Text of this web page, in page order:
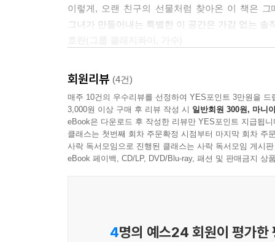
사랑은 판타지에서 시작합니다. 하지만 사랑이 지
통로를 발견해야 합니다. 그 통로는 고대의 우주인
그 괴물은 더 이상 사랑을 믿지 않는 마음입니다.
--- 「엘리베이터에서 만나다」 중에서
시간의 시간보다 긴 여운을 남겨 당신의 마음에 아
헤어진다 해도’ 그럼에도 불구하고 ‘사랑’은 또다
이렇게, 오랜 친구의 선물처럼 찾아온 이 책은
그녀가 만들어내는 특별한 이 공간은 가감 없는 솔
신비롭기도 하고 똑똑하기도 하고 그리고 다정
있었네요.
이미나(≪그 남자 그 여자 1,2≫ 저자)
회원리뷰 (4건)
매주 10건의 우수리뷰를 선정하여 YES포인트 3만원을 드
3,000원 이상 구매 후 리뷰 작성 시 일반회원 300원, 마니
eBook은 다운로드 후 작성한 리뷰만 YES포인트 지급됩니
클래스는 첫번째 회차 주문확정 시점부터 마지막 회차 주
사락 독서모임으로 진행된 클래스는 사락 독서모임 게시
eBook 페이백, CD/LP, DVD/Blu-ray, 패션 및 판매금지 상
4명의 예스24 회원이 평가한